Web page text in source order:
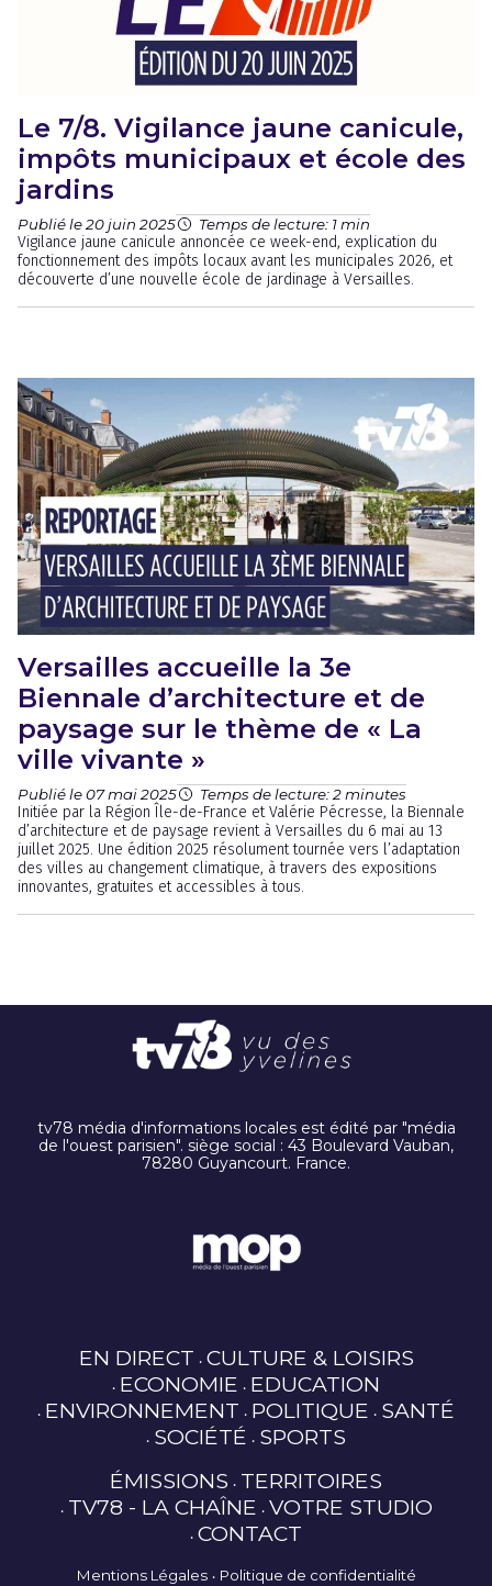
Le 7/8. Vigilance jaune canicule,
impôts municipaux et école des
jardins
Publié le 20 juin 2025 Temps de lecture: 1 min
Vigilance jaune canicule annoncée ce week-end, explication du
fonctionnement des impôts locaux avant les municipales 2026, et
découverte d’une nouvelle école de jardinage à Versailles.
Versailles accueille la 3e
Biennale d’architecture et de
paysage sur le thème de « La
ville vivante »
Publié le 07 mai 2025 Temps de lecture: 2 minutes
Initiée par la Région Île-de-France et Valérie Pécresse, la Biennale
d’architecture et de paysage revient à Versailles du 6 mai au 13
juillet 2025. Une édition 2025 résolument tournée vers l’adaptation
des villes au changement climatique, à travers des expositions
innovantes, gratuites et accessibles à tous.
tv78 média d'informations locales est édité par "média
de l'ouest parisien". siège social : 43 Boulevard Vauban,
78280 Guyancourt. France.
EN DIRECT CULTURE & LOISIRS
ECONOMIE EDUCATION
ENVIRONNEMENT POLITIQUE SANTÉ
SOCIÉTÉ SPORTS
ÉMISSIONS TERRITOIRES
TV78 - LA CHAÎNE VOTRE STUDIO
CONTACT
Mentions Légales
Politique de confidentialité